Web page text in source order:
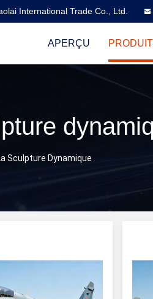
International Trade Co., Ltd.
APERÇU
Sculpture Dynamique